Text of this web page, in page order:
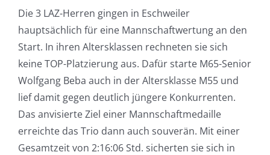
Die 3 LAZ-Herren gingen in Eschweiler
hauptsächlich für eine Mannschaftwertung an den
Start. In ihren Altersklassen rechneten sie sich
keine TOP-Platzierung aus. Dafür starte M65-Senior
Wolfgang Beba auch in der Altersklasse M55 und
lief damit gegen deutlich jüngere Konkurrenten.
Das anvisierte Ziel einer Mannschaftmedaille
erreichte das Trio dann auch souverän. Mit einer
Gesamtzeit von 2:16:06 Std. sicherten sie sich in